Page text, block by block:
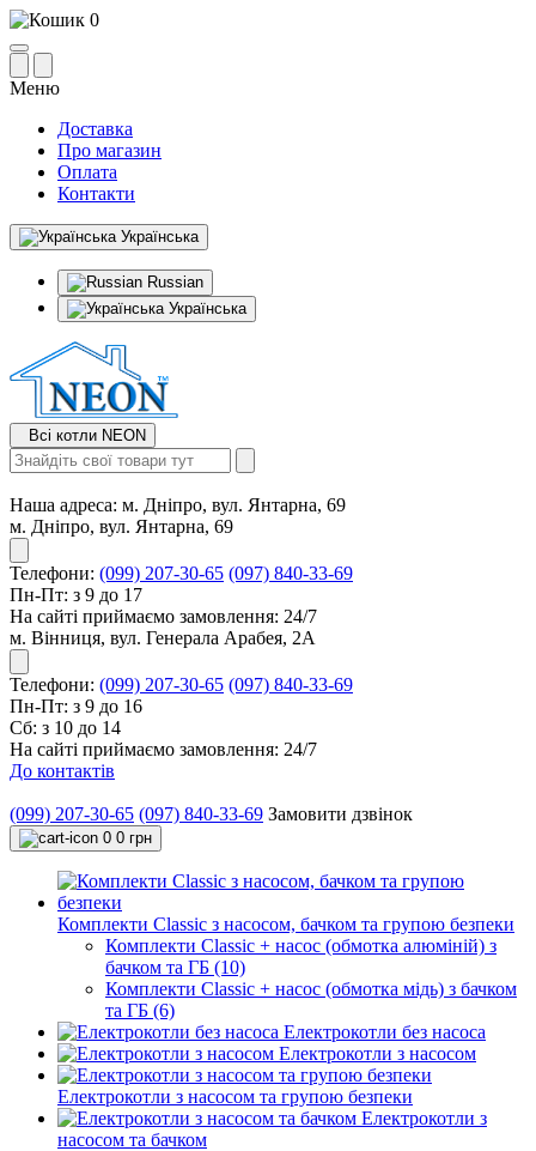
0
Меню
Доставка
Про магазин
Оплата
Контакти
Українська
Russian
Українська
Всі котли NEON
Наша адреса: м. Дніпро, вул. Янтарна, 69
м. Дніпро, вул. Янтарна, 69
Телефони: (099) 207-30-65 (097) 840-33-69
Пн-Пт: з 9 до 17
На сайті приймаємо замовлення: 24/7
м. Вінниця, вул. Генерала Арабея, 2А
Телефони: (099) 207-30-65 (097) 840-33-69
Пн-Пт: з 9 до 16
Сб: з 10 до 14
На сайті приймаємо замовлення: 24/7
До контактів
(099) 207-30-65 (097) 840-33-69 Замовити дзвінок
0 0 грн
Комплекти Classic з насосом, бачком та групою безпеки
Комплекти Classic + насос (обмотка алюміній) з
бачком та ГБ (10)
Комплекти Classic + насос (обмотка мідь) з бачком
та ГБ (6)
Електрокотли без насоса
Електрокотли з насосом
Електрокотли з насосом та групою безпеки
Електрокотли з
насосом та бачком